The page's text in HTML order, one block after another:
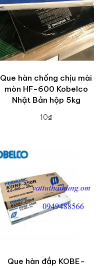
Que hàn chống chịu mài
mòn HF-600 Kobelco
Nhật Bản hộp 5kg
10₫
Que hàn đắp KOBE-